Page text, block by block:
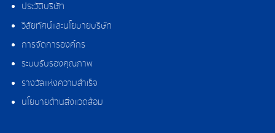
ประวัติบริษัท
วิสัยทัศน์และนโยบายบริษัท
การจัดการองค์กร
ระบบรับรองคุณภาพ
รางวัลแห่งความสำเร็จ
นโยบายด้านสิ่งแวดล้อม